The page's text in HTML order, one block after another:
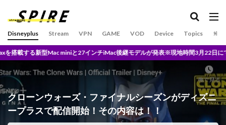
Disneyplus Stream VPN GAME VOD Device Topics
U-NEXTとは？
UFC
und/and
UNITED
UniversalControl
Universal２
Unlimited
TV搭載モバイルプロジェクター
TVアニメ原画集発売記念
Upton
Trailer
Tigers Time
today
TOHO
TOP SPORT スケジュール 2020 9月
TP-Link trend
TVアニメ
後継モデルが発表※現地時間3月22日にてオンライン開催を予定
クローンウォーズ・ファイナルシーズンがディズニ
ープラスで配信開始！その内容は！！